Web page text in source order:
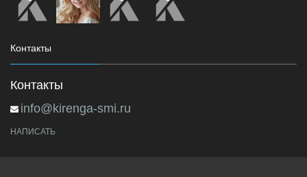
Контакты
Контакты
info@kirenga-smi.ru
НАПИСАТЬ